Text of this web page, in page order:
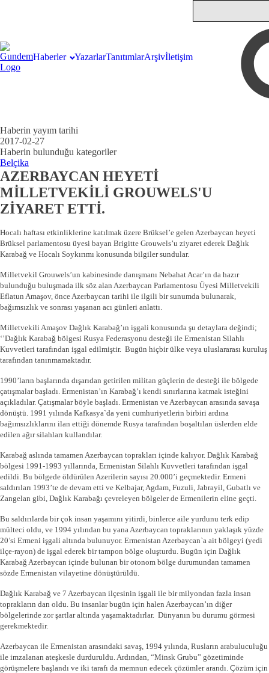
Haberler YazarlarTanıtımlarArşivİletişim
Haberin yayım tarihi
2017-02-27
Haberin bulunduğu kategoriler
Belçika
AZERBAYCAN HEYETİ
MİLLETVEKİLİ GROUWELS'U
ZİYARET ETTİ.
Hocalı haftası etkinliklerine katılmak üzere Brüksel’e gelen Azerbaycan heyeti
Brüksel parlamentosu üyesi bayan Brigitte Grouwels’u ziyaret ederek Dağlık
Karabağ ve Hocalı Soykırımı konusunda bilgiler sundular.
Milletvekil Grouwels’un kabinesinde danışmanı Nebahat Acar’ın da hazır
bulunduğu buluşmada ilk söz alan Azerbaycan Parlamentosu Üyesi Milletvekili
Eflatun Amaşov, önce Azerbaycan tarihi ile ilgili bir sunumda bulunarak,
bağımsızlık ve sonrası yaşanan acı günleri anlattı.
Milletvekili Amaşov Dağlık Karabağ’ın işgali konusunda şu detaylara değindi;
‘’Dağlık Karabağ bölgesi Rusya Federasyonu desteği ile Ermenistan Silahlı
Kuvvetleri tarafından işgal edilmiştir. Bugün hiçbir ülke veya uluslararası kuruluş
tarafından tanınmamaktadır.
1990’ların başlarında dışarıdan getirilen militan güçlerin de desteği ile bölgede
çatışmalar başladı. Ermenistan’ın Karabağ’ı kendi sınırlarına katmak isteğini
açıkladılar. Çatışmalar böyle başladı. Ermenistan ve Azerbaycan arasında savaşa
dönüştü. 1991 yılında Kafkasya`da yeni cumhuriyetlerin birbiri ardına
bağımsızlıklarını ilan ettiği dönemde Rusya tarafından boşaltılan üslerden elde
edilen ağır silahları kullandılar.
Karabağ aslında tamamen Azerbaycan toprakları içinde kalıyor. Dağlık Karabağ
bölgesi 1991-1993 yıllarında, Ermenistan Silahlı Kuvvetleri tarafından işgal
edildi. Bu bölgede öldürülen Azerilerin sayısı 20.000’i geçmektedir. Ermeni
saldırıları 1993’te de devam etti ve Kelbajar, Agdam, Fuzuli, Jabrayil, Gubatlı ve
Zangelan gibi, Dağlık Karabağı çevreleyen bölgeler de Ermenilerin eline geçti.
Bu saldırılarda bir çok insan yaşamını yitirdi, binlerce aile yurdunu terk edip
mülteci oldu, ve 1994 yılından bu yana Azerbaycan topraklarının yaklaşık yüzde
20’si Ermeni işgali altında bulunuyor. Ermenistan Azerbaycan`a ait bölgeyi (yedi
ilçe-rayon) de işgal ederek bir tampon bölge oluşturdu. Bugün için Dağlık
Karabağ Azerbaycan içinde bulunan bir otonom bölge durumundan tamamen
sözde Ermenistan vilayetine dönüştürüldü.
Dağlık Karabağ ve 7 Azerbaycan ilçesinin işgali ile bir milyondan fazla insan
toprakların dan oldu. Bu insanlar bugün için halen Azerbaycan’ın diğer
bölgelerinde zor şartlar altında yaşamaktadırlar. Dünyanın bu durumu görmesi
gerekmektedir.
Azerbaycan ile Ermenistan arasındaki savaş, 1994 yılında, Rusların arabuluculuğu
ile imzalanan ateşkesle durduruldu. Ardından, “Minsk Grubu” gözetiminde
görüşmelere başlandı ve iki tarafı da memnun edecek çözümler arandı. Çözüm için